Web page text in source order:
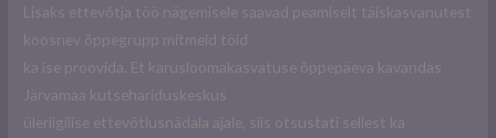
Lisaks ettevõtja töö nägemisele saavad peamiselt täiskasvanutest
koosnev õppegrupp mitmeid töid
ka ise proovida. Et karusloomakasvatuse õppepäeva kavandas
Järvamaa kutsehariduskeskus
üleriigilise ettevõtlusnädala ajale, siis otsustati sellest ka